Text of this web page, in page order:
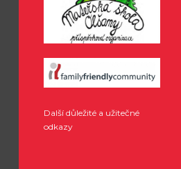
Další důležité a užitečné
odkazy